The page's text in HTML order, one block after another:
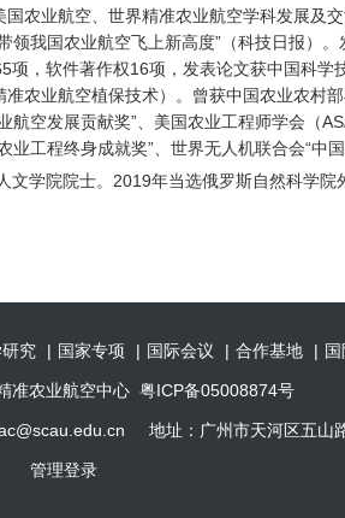
农业航空、世界精准农业航空学科发展及
领我国农业航空飞上新高度”（科技日报）
项，软件著作权16项，发表论文获中国科学
准农业航空植保技术）。曾获中国农业农村
航空发展贡献奖”、美国农业工程师学会（
业工程终身成就奖”、世界无人机联合会“中
文学院院士。2019年当选俄罗斯自然科学院
究 | 国家专项 | 国际会议 | 合作基地 |
准农业航空中心 粤ICP备05008874号
地址：广州市天河区五山
管理登录